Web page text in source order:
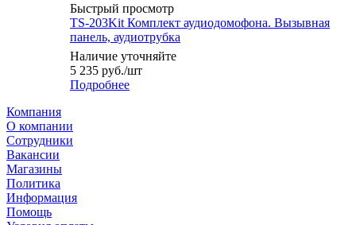
Быстрый просмотр
TS-203Kit Комплект аудиодомофона. Вызывная
панель, аудиотрубка
Наличие уточняйте
5 235 руб./шт
Подробнее
Компания
О компании
Сотрудники
Вакансии
Магазины
Политика
Информация
Помощь